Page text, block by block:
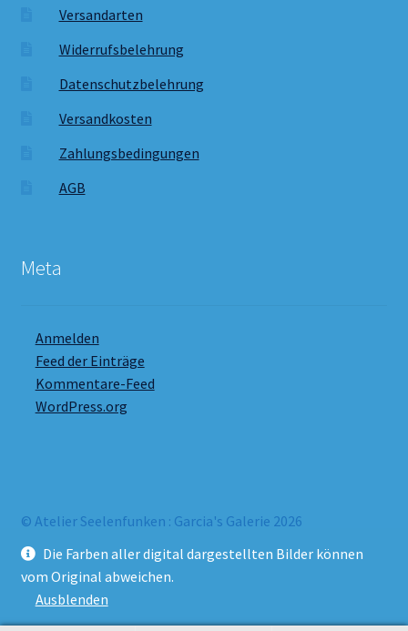
Versandarten
Widerrufsbelehrung
Datenschutzbelehrung
Versandkosten
Zahlungsbedingungen
AGB
Meta
Anmelden
Feed der Einträge
Kommentare-Feed
WordPress.org
© Atelier Seelenfunken : Garcia's Galerie 2026
Die Farben aller digital dargestellten Bilder können
vom Original abweichen.
Ausblenden